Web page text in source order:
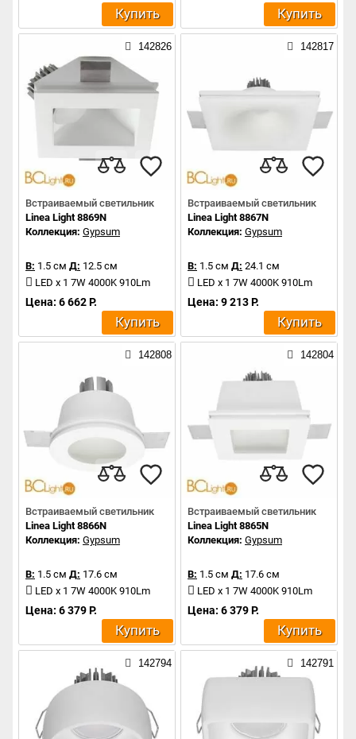
Купить Купить
142826
Встраиваемый светильник
Linea Light 8869N
Коллекция: Gypsum
В: 1.5 см Д: 12.5 см
LED x 1 7W 4000K 910Lm
Цена: 6 662 Р.
Купить
142817
Встраиваемый светильник
Linea Light 8867N
Коллекция: Gypsum
В: 1.5 см Д: 24.1 см
LED x 1 7W 4000K 910Lm
Цена: 9 213 Р.
Купить
142808
Встраиваемый светильник
Linea Light 8866N
Коллекция: Gypsum
В: 1.5 см Д: 17.6 см
LED x 1 7W 4000K 910Lm
Цена: 6 379 Р.
Купить
142804
Встраиваемый светильник
Linea Light 8865N
Коллекция: Gypsum
В: 1.5 см Д: 17.6 см
LED x 1 7W 4000K 910Lm
Цена: 6 379 Р.
Купить
142794 142791